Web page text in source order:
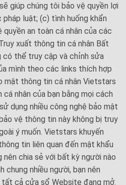
giúp chúng tôi bảo vệ quyền lợi
luật; (c) tình huống khẩn
an toàn cá nhân của các
xuất thông tin cá nhân Bất
có thể truy cập và chỉnh sửa
mình theo các links thích hợp
mật thông tin cá nhân Vietstars
nhân của bạn bằng mọi cách
dụng nhiều công nghệ bảo mật
vệ thông tin này không bị truy
ý muốn. Vietstars khuyến
tin liên quan đến mật khẩu
nên chia sẻ với bất kỳ người nào
chung nhiều người, bạn nên
cả cửa sổ Website đang mở.